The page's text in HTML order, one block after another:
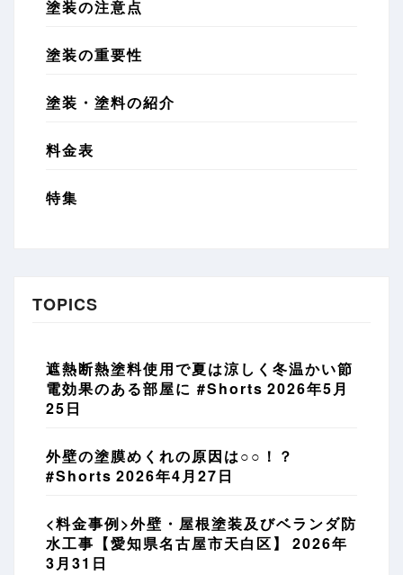
塗装の注意点
塗装の重要性
塗装・塗料の紹介
料金表
特集
TOPICS
遮熱断熱塗料使用で夏は涼しく冬温かい節
電効果のある部屋に #Shorts 2026年5月
25日
外壁の塗膜めくれの原因は○○！？
#Shorts 2026年4月27日
<料金事例>外壁・屋根塗装及びベランダ防
水工事【愛知県名古屋市天白区】
2026年
3月31日